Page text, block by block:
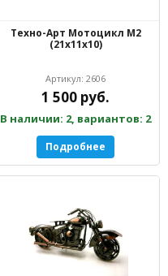
Техно-Арт Мотоцикл М2
(21х11х10)
Артикул: 2606
1 500 руб.
В наличии: 2, вариантов: 2
Подробнее